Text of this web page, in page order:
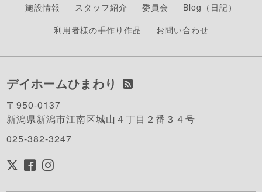
施設情報
スタッフ紹介 委員会
Blog（日記）
利用者様の手作り作品
お問い合わせ
デイホームひまわり
〒950-0137
新潟県新潟市江南区城山４丁目２番３４号
025-382-3247